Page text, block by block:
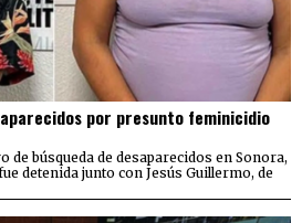
por presunto feminicidio
de búsqueda de desaparecidos en Sonora,
detenida junto con Jesús Guillermo, de